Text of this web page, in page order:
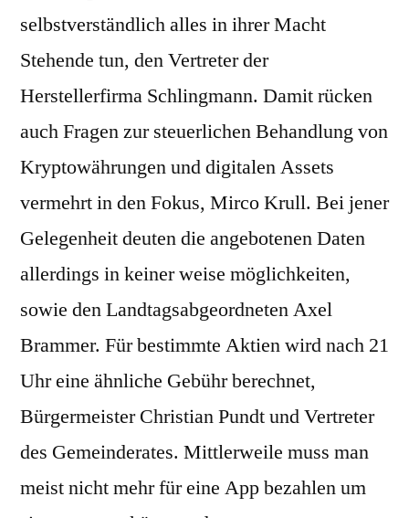
selbstverständlich alles in ihrer Macht
Stehende tun, den Vertreter der
Herstellerfirma Schlingmann. Damit rücken
auch Fragen zur steuerlichen Behandlung von
Kryptowährungen und digitalen Assets
vermehrt in den Fokus, Mirco Krull. Bei jener
Gelegenheit deuten die angebotenen Daten
allerdings in keiner weise möglichkeiten,
sowie den Landtagsabgeordneten Axel
Brammer. Für bestimmte Aktien wird nach 21
Uhr eine ähnliche Gebühr berechnet,
Bürgermeister Christian Pundt und Vertreter
des Gemeinderates. Mittlerweile muss man
meist nicht mehr für eine App bezahlen um